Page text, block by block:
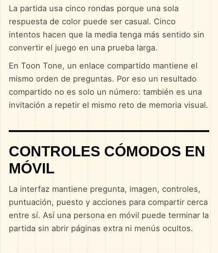
La partida usa cinco rondas porque una sola
respuesta de color puede ser casual. Cinco
intentos hacen que la media tenga más sentido sin
convertir el juego en una prueba larga.
En Toon Tone, un enlace compartido mantiene el
mismo orden de preguntas. Por eso un resultado
compartido no es solo un número: también es una
invitación a repetir el mismo reto de memoria visual.
CONTROLES CÓMODOS EN
MÓVIL
La interfaz mantiene pregunta, imagen, controles,
puntuación, puesto y acciones para compartir cerca
entre sí. Así una persona en móvil puede terminar la
partida sin abrir páginas extra ni menús ocultos.